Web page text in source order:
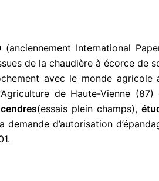
(anciennement International
de la chaudière à écorce de
avec le monde agricole
de Haute-Vienne (87)
(essais plein champs),
d’autorisation